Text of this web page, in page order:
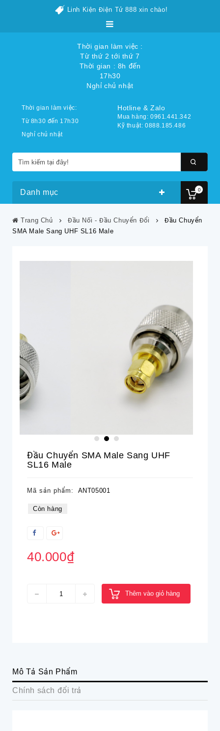
Linh Kiện Điện Tử 888 xin chào!
Thời gian làm việc :
Từ thứ 2 tới thứ 7
Thời gian : 8h đến
17h30
Nghỉ chủ nhật
0
Thời gian làm việc:
Từ 8h30 đến 17h30
Nghỉ chủ nhật
Hotline & Zalo
Mua hàng: 0961.441.342
Kỹ thuật: 0888.185.486
Danh mục
Trang Chủ Đầu Nối - Đầu Chuyển Đổi
Đầu Chuyển
SMA Male Sang UHF SL16 Male
Đầu Chuyển SMA Male Sang UHF
SL16 Male
Mã sản phẩm: ANT05001
Còn hàng
40.000₫
Thêm vào giỏ hàng
Mô Tả Sản Phẩm
Chính sách đổi trả